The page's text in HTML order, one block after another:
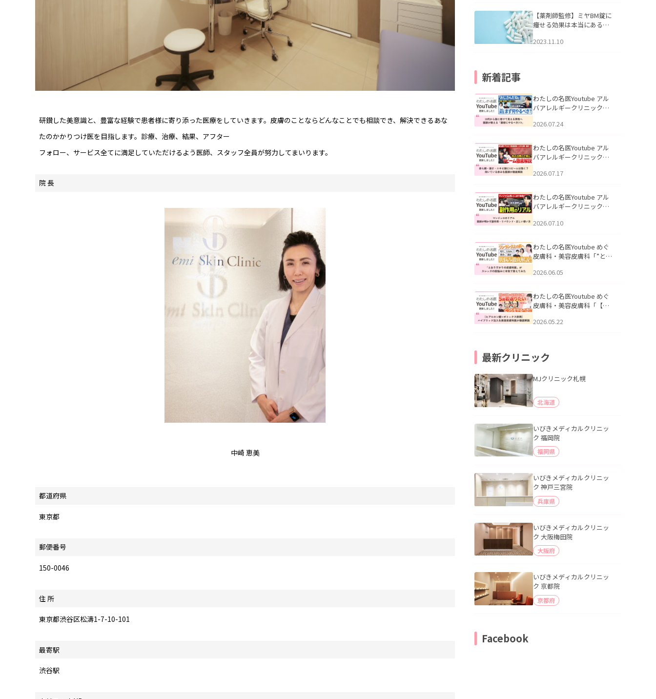
研鑚した美意識と、豊富な経験で患者様に寄り添った医療をしていきます。皮膚のことならどんなことでも相談でき、解決できるあな
たのかかりつけ医を目指します。診療、治療、結果、アフター
フォロー、サービス全てに満足していただけるよう医師、スタッフ全員が努力してまいります。
院 長
中崎 恵美
都道府県
東京都
郵便番号
150-0046
住 所
東京都渋谷区松濤1-7-10-101
最寄駅
渋谷駅
【薬剤師監修】ミヤBM錠に
痩せる効果は本当にある
2023.11.10
新着記事
わたしの名医Youtube アル
バアレルギークリニック札
える男性へ｜医師が教える
公開いたしました。
2026.07.24
わたしの名医Youtube アル
バアレルギークリニック札
跡にVビームは効く？向いて
説」を公開いたしました。
2026.07.17
わたしの名医Youtube アル
バアレルギークリニック札
医師が明かす副作用・リバ
公開いたしました。
2026.07.10
わたしの名医Youtube めぐ
皮膚科・美容皮膚科「”とお
ッズの肌悩みに本気で答え
た。
2026.06.05
わたしの名医Youtube めぐ
皮膚科・美容皮膚科「【ヒ
用】ハイブリッド注入を美
2026.05.22
最新クリニック
MJクリニック札幌
北海道
いびきメディカルクリニッ
ク 福岡院
福岡県
いびきメディカルクリニッ
ク 神戸三宮院
兵庫県
いびきメディカルクリニッ
ク 大阪梅田院
大阪府
いびきメディカルクリニッ
ク 京都院
京都府
Facebook